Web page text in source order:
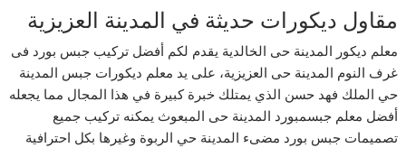
مقاول ديكورات حديثة في المدينة العزيزية
معلم ديكور المدينة حى الخالدية يقدم لكم أفضل تركيب جبس بورد فى
غرف النوم المدينة حى العزيزية، على يد معلم ديكورات جبس المدينة
حي الملك فهد حسن الذي يمتلك خبرة كبيرة في هذا المجال مما يجعله
أفضل معلم جبسمبورد المدينة حى المبعوث يمكنه تركيب جميع
تصميمات جبس بورد مضىء المدينة حي الربوة وغيرها بكل احترافية